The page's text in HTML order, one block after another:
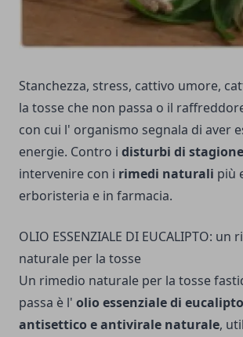
Stanchezza, stress, cattivo umore,
la tosse che non passa o il
con cui l' organismo segnala di aver
energie. Contro i disturbi di stagione
intervenire con i rimedi naturali più
erboristeria e in farmacia.
OLIO ESSENZIALE DI EUCALIPTO: un
naturale per la tosse
Un rimedio naturale per la tosse
passa è l' olio essenziale di eucalipto
antisettico e antivirale naturale,